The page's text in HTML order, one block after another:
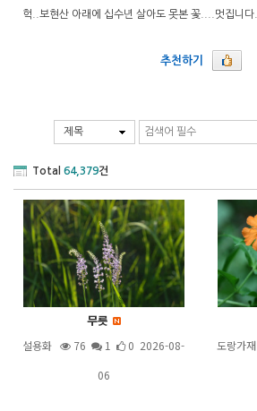
헉..보현산 아래에 십수년 살아도 못본 꽃....멋집니다..
추천하기
제목
Total 64,379건
무릇
설용화 76 1
0 2026-08-
06
도랑가재